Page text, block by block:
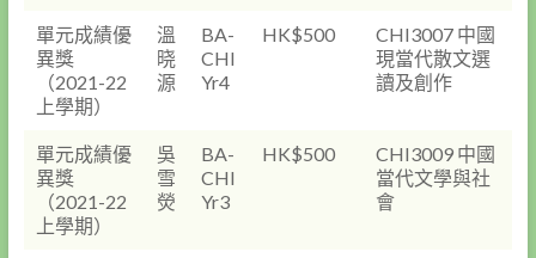
單元成績優
異獎
（2021-22
上學期）
溫
晓
源
BA-
CHI
Yr4
HK$500
CHI3007 中國
現當代散文選
讀及創作
單元成績優
異獎
（2021-22
上學期）
吳
雪
熒
BA-
CHI
Yr3
HK$500
CHI3009 中國
當代文學與社
會